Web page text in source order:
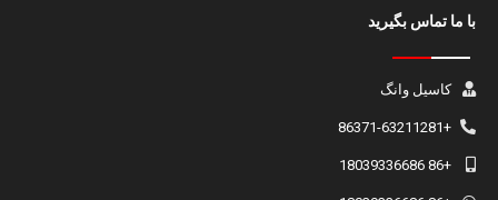
با ما تماس بگیرید
کاسیل وانگ
+86371-63211281
+86 18039336686